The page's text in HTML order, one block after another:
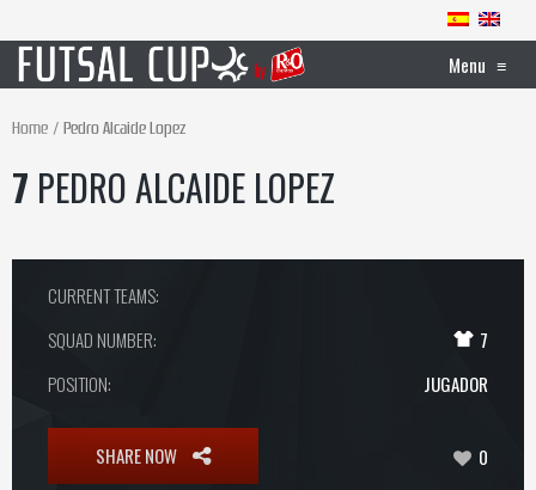
Menu ≡
Home Pedro Alcaide Lopez
7 PEDRO ALCAIDE LOPEZ
CURRENT TEAMS:
SQUAD NUMBER:
7
POSITION:
JUGADOR
SHARE NOW 0